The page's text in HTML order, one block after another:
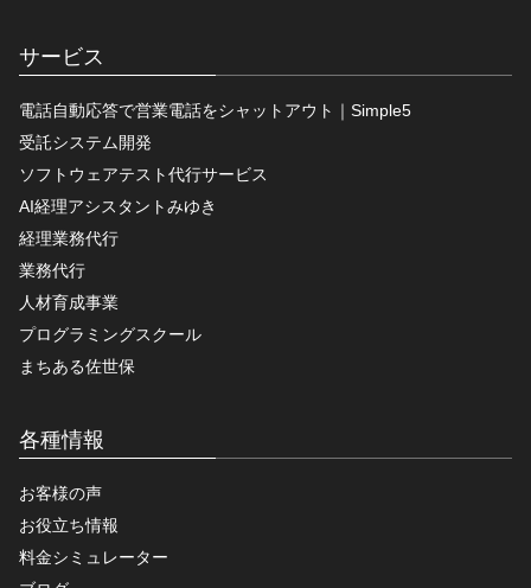
サービス
電話自動応答で営業電話をシャットアウト｜Simple5
受託システム開発
ソフトウェアテスト代行サービス
AI経理アシスタントみゆき
経理業務代行
業務代行
人材育成事業
プログラミングスクール
まちある佐世保
各種情報
お客様の声
お役立ち情報
料金シミュレーター